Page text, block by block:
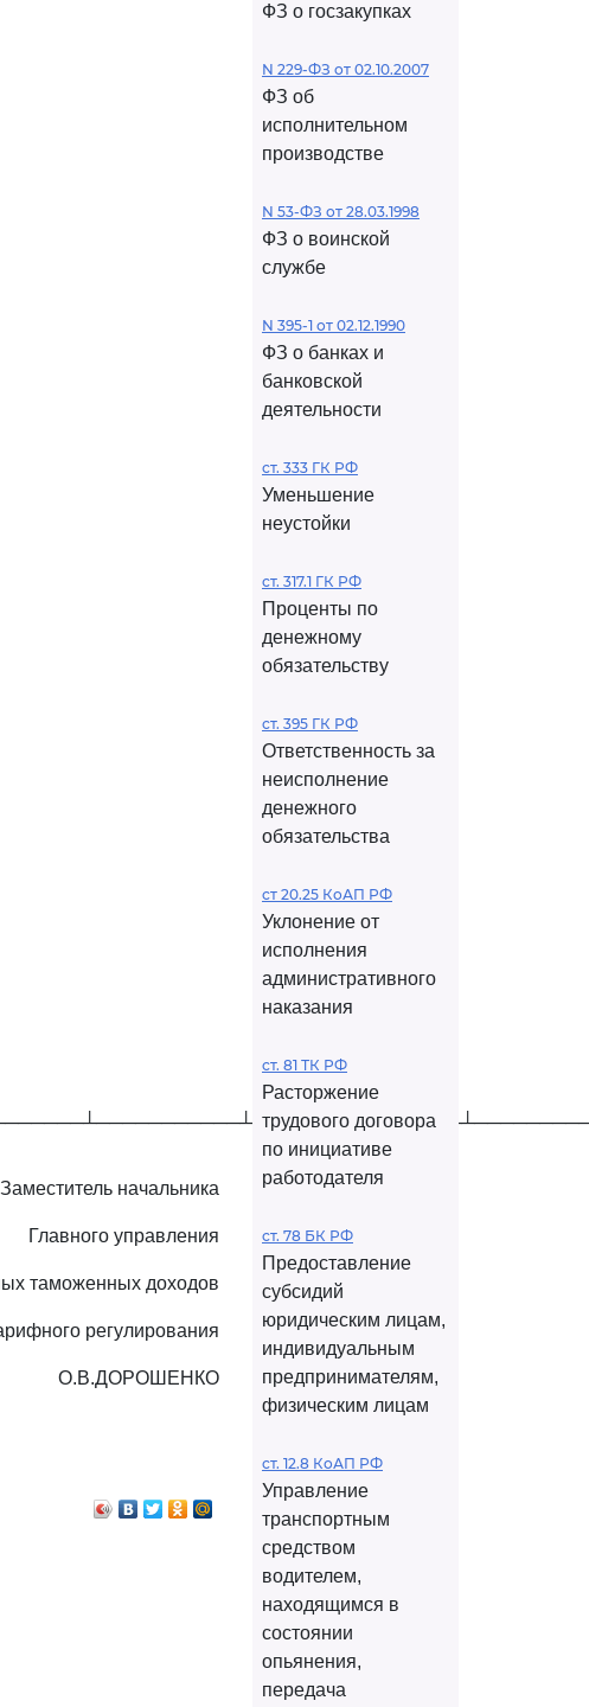
Заместитель начальника
Главного управления
таможенных доходов
регулирования
О.В.ДОРОШЕНКО
ФЗ о госзакупках
N 229-ФЗ от 02.10.2007
ФЗ об
исполнительном
производстве
N 53-ФЗ от 28.03.1998
ФЗ о воинской
службе
N 395-1 от 02.12.1990
ФЗ о банках и
банковской
деятельности
ст. 333 ГК РФ
Уменьшение
неустойки
ст. 317.1 ГК РФ
Проценты по
денежному
обязательству
ст. 395 ГК РФ
Ответственность за
неисполнение
денежного
обязательства
ст 20.25 КоАП РФ
Уклонение от
исполнения
административного
наказания
ст. 81 ТК РФ
Расторжение
трудового договора
по инициативе
работодателя
ст. 78 БК РФ
Предоставление
субсидий
юридическим лицам,
индивидуальным
предпринимателям,
физическим лицам
ст. 12.8 КоАП РФ
Управление
транспортным
средством
водителем,
находящимся в
состоянии
опьянения,
передача